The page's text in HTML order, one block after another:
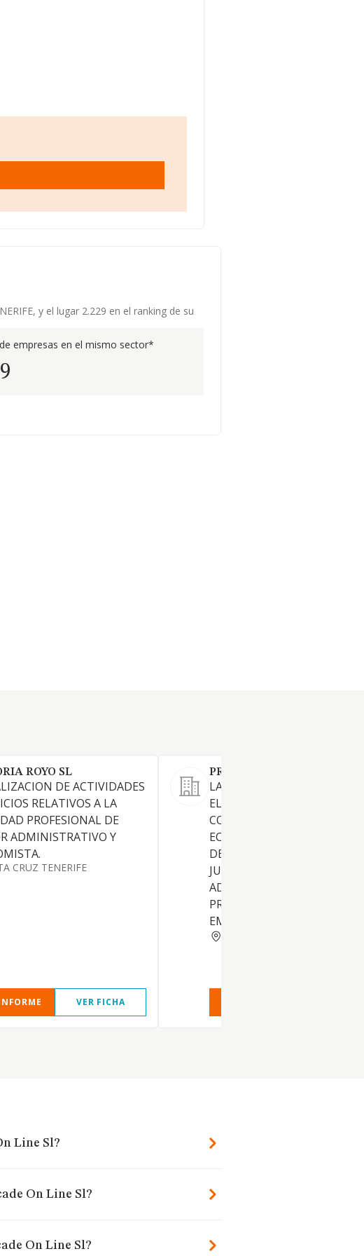
y el lugar 2.229 en el ranking de su
empresas en el mismo sector*
ROYO SL
DE ACTIVIDADES
RELATIVOS A LA
PROFESIONAL DE
ADMINISTRATIVO Y
CRUZ TENERIFE
VER FICHA
PRACAN ASESORES SL
LA SOCIEDAD TIENE POR
EL EJERCICIO PROFESIONAL
CONSULTORIA FISCAL,
ECONOMICA Y JURIDICA,
DE PERSONAS FISICAS COMO
JURIDICAS, ASI COMO LA
ADMINISTRACION DE
PRESTACION DE SERVICIOS A
EMPRESAS Y
Line Sl?
On Line Sl?
On Line Sl?